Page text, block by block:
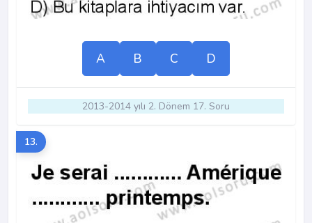
A B C D
2013-2014 yılı 2. Dönem 17. Soru
13.